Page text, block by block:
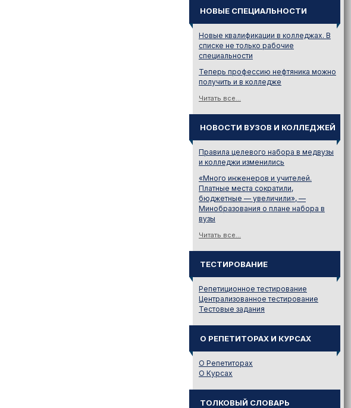
НОВЫЕ СПЕЦИАЛЬНОСТИ
Новые квалификации в колледжах. В
списке не только рабочие
специальности
Теперь профессию нефтяника можно
получить и в колледже
Читать все...
НОВОСТИ ВУЗОВ И КОЛЛЕДЖЕЙ
Правила целевого набора в медвузы
и колледжи изменились
«Много инженеров и учителей.
Платные места сократили,
бюджетные — увеличили», —
Минобразования о плане набора в
вузы
Читать все...
ТЕСТИРОВАНИЕ
Репетиционное тестирование
Централизованное тестирование
Тестовые задания
О РЕПЕТИТОРАХ И КУРСАХ
О Репетиторах
О Курсах
ТОЛКОВЫЙ СЛОВАРЬ